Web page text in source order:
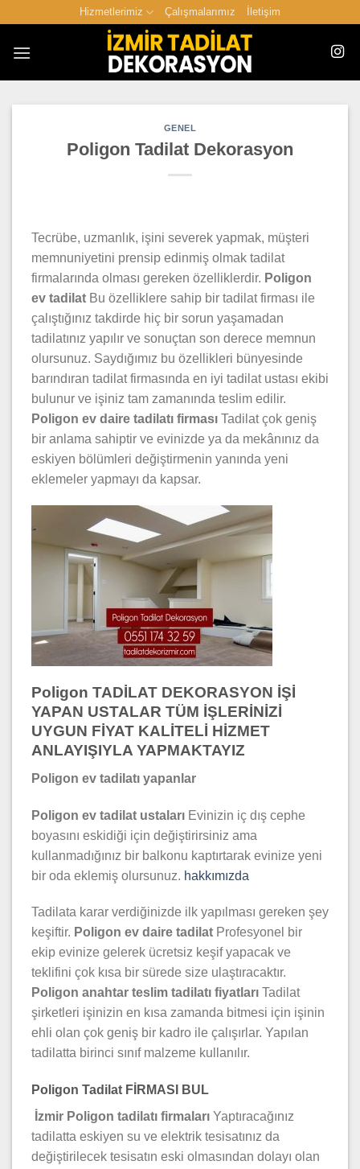
Hizmetlerimiz Çalışmalarımız İletişim
GENEL
Poligon Tadilat Dekorasyon
Tecrübe, uzmanlık, işini severek yapmak, müşteri
memnuniyetini prensip edinmiş olmak tadilat
firmalarında olması gereken özelliklerdir. Poligon
ev tadilat Bu özelliklere sahip bir tadilat firması ile
çalıştığınız takdirde hiç bir sorun yaşamadan
tadilatınız yapılır ve sonuçtan son derece memnun
olursunuz. Saydığımız bu özellikleri bünyesinde
barındıran tadilat firmasında en iyi tadilat ustası ekibi
bulunur ve işiniz tam zamanında teslim edilir.
Poligon ev daire tadilatı firması Tadilat çok geniş
bir anlama sahiptir ve evinizde ya da mekânınız da
eskiyen bölümleri değiştirmenin yanında yeni
eklemeler yapmayı da kapsar.
Poligon TADİLAT DEKORASYON İŞİ
YAPAN USTALAR TÜM İŞLERİNİZİ
UYGUN FİYAT KALİTELİ HİZMET
ANLAYIŞIYLA YAPMAKTAYIZ
Poligon ev tadilatı yapanlar
Poligon ev tadilat ustaları Evinizin iç dış cephe
boyasını eskidiği için değiştirirsiniz ama
kullanmadığınız bir balkonu kaptırtarak evinize yeni
bir oda eklemiş olursunuz. hakkımızda
Tadilata karar verdiğinizde ilk yapılması gereken şey
keşiftir. Poligon ev daire tadilat Profesyonel bir
ekip evinize gelerek ücretsiz keşif yapacak ve
teklifini çok kısa bir sürede size ulaştıracaktır.
Poligon anahtar teslim tadilatı fiyatları Tadilat
şirketleri işinizin en kısa zamanda bitmesi için işinin
ehli olan çok geniş bir kadro ile çalışırlar. Yapılan
tadilatta birinci sınıf malzeme kullanılır.
Poligon Tadilat FİRMASI BUL
İzmir Poligon tadilatı firmaları Yaptıracağınız
tadilatta eskiyen su ve elektrik tesisatınız da
değiştirilecek tesisatın eski olmasından dolayı olan